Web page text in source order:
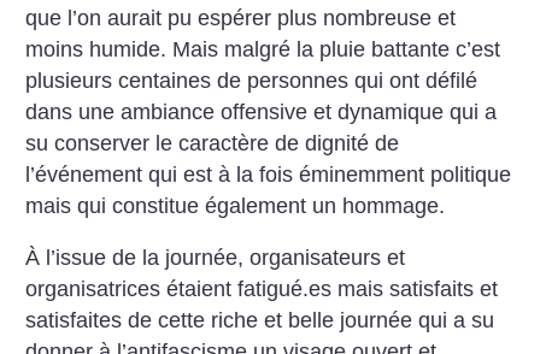
que l’on aurait pu espérer plus nombreuse et
moins humide. Mais malgré la pluie battante c’est
plusieurs centaines de personnes qui ont défilé
dans une ambiance offensive et dynamique qui a
su conserver le caractère de dignité de
l’événement qui est à la fois éminemment politique
mais qui constitue également un hommage.
À l’issue de la journée, organisateurs et
organisatrices étaient fatigué.es mais satisfaits et
satisfaites de cette riche et belle journée qui a su